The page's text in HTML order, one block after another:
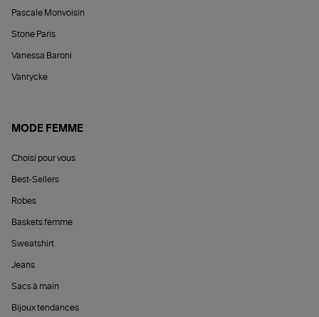
Pascale Monvoisin
Stone Paris
Vanessa Baroni
Vanrycke
MODE FEMME
Choisi pour vous
Best-Sellers
Robes
Baskets femme
Sweatshirt
Jeans
Sacs à main
Bijoux tendances